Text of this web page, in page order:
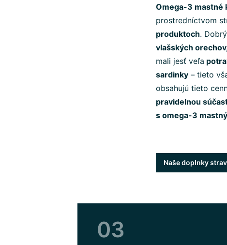
Omega-3 mastné
prostredníctvom
produktoch.
vlašských
mali jesť veľa
sardinky – tieto
obsahujú tieto
pravidelnou
s omega-3
Naše doplnky
03